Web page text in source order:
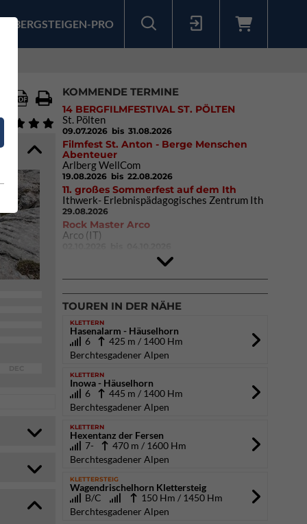
BERGSTEIGEN-PRO
KOMMENDE TERMINE
14 BERGFILMFESTIVAL ST. PÖLTEN
St. Pölten
09.07.2026 bis 31.08.2026
Filmfest St. Anton - Berge Menschen
Abenteuer
Arlberg WellCom
19.08.2026 bis 22.08.2026
11. großes Sommerfest auf dem Ith
Ithwerk- Erlebnispädagogisches Zentrum Ith
29.08.2026
Rock Master Arco
Arco (IT)
9. Eiskletter Festival Osttirol
08.01.2027bis 10.01.2027
TOUREN IN DER NÄHE
KLETTERN
Hasenalarm - Häuselhorn
6
425 m / 1400 Hm
Berchtesgadener Alpen
KLETTERN
Inowa - Häuselhorn
6
445 m / 1400 Hm
Berchtesgadener Alpen
KLETTERN
Hexentanz der Fersen
7-
470 m / 1600 Hm
Berchtesgadener Alpen
KLETTERSTEIG
Wagendrischelhorn Klettersteig
B/C
150 Hm / 1450 Hm
Berchtesgadener Alpen